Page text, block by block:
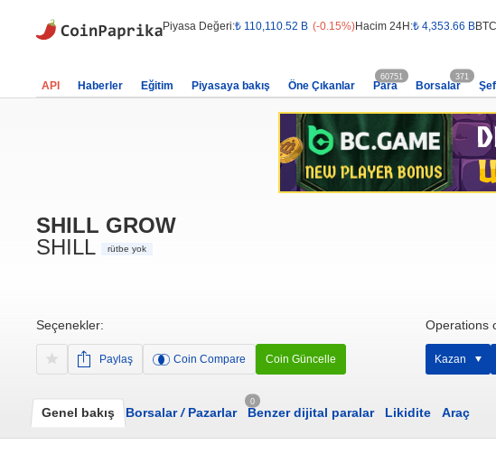
Piyasa Değeri:₺ 110,110.52 B (-0.15%)Hacim 24H:₺ 4,353.66 B
API Haberler Eğitim Piyasaya bakış Öne Çıkanlar Para
60751
Borsalar
371
SHILL GROW
SHILL
rütbe yok
Seçenekler:
Paylaş Coin Compare Coin Güncelle
Operations
Kazan
Genel bakış Borsalar/Pazarlar
0
Benzer dijital paralar Likidite Araç